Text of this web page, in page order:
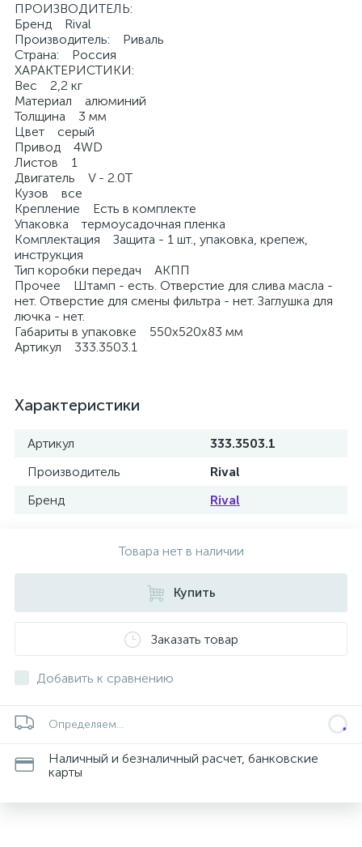
ПРОИЗВОДИТЕЛЬ:
Бренд Rival
Производитель: Риваль
Страна: Россия
ХАРАКТЕРИСТИКИ:
Вес 2,2 кг
Материал алюминий
Толщина 3 мм
Цвет серый
Привод 4WD
Листов 1
Двигатель V - 2.0T
Кузов все
Крепление Есть в комплекте
Упаковка термоусадочная пленка
Комплектация Защита - 1 шт., упаковка, крепеж,
инструкция
Тип коробки передач АКПП
Прочее Штамп - есть. Отверстие для слива масла -
нет. Отверстие для смены фильтра - нет. Заглушка для
лючка - нет.
Габариты в упаковке 550х520х83 мм
Артикул 333.3503.1
Характеристики
Артикул
333.3503.1
Производитель
Rival
Бренд
Rival
Товара нет в наличии
Купить
Заказать товар
Добавить к сравнению
Определяем...
Наличный и безналичный расчет, банковские
карты